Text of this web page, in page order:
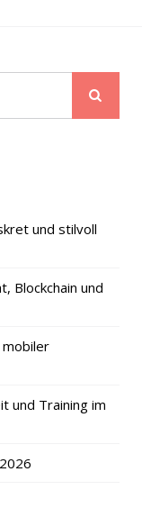
und stilvoll
Blockchain und
mobiler
und Training im